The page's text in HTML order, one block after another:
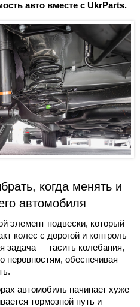
авто вместе с UkrParts.
когда менять и
автомобиля
элемент подвески, который
колес с дорогой и контроль
задача — гасить колебания,
неровностям, обеспечивая
автомобиль начинает хуже
тормозной путь и